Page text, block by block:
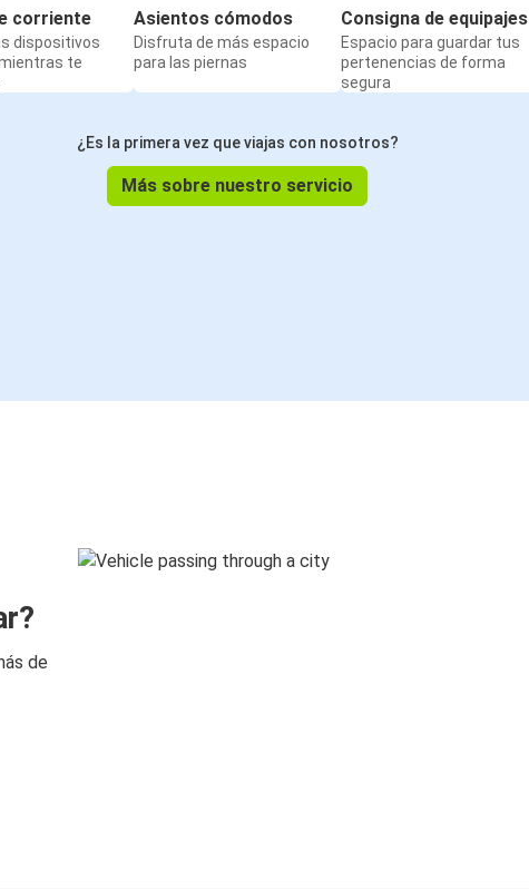
corriente
dispositivos
te
Asientos cómodos
Disfruta de más espacio
para las piernas
Consigna de equipajes
Espacio para guardar tus
pertenencias de forma
segura
¿Es la primera vez que viajas con nosotros?
Más sobre nuestro servicio
de